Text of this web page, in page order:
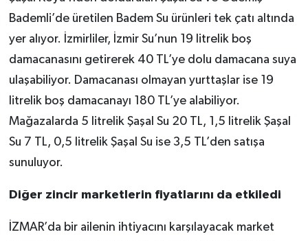
Bademli’de üretilen Badem Su ürünleri tek çatı altında
yer alıyor. İzmirliler, İzmir Su’nun 19 litrelik boş
damacanasını getirerek 40 TL’ye dolu damacana suya
ulaşabiliyor. Damacanası olmayan yurttaşlar ise 19
litrelik boş damacanayı 180 TL’ye alabiliyor.
Mağazalarda 5 litrelik Şaşal Su 20 TL, 1,5 litrelik Şaşal
Su 7 TL, 0,5 litrelik Şaşal Su ise 3,5 TL’den satışa
sunuluyor.
Diğer zincir marketlerin fiyatlarını da etkiledi
İZMAR’da bir ailenin ihtiyacını karşılayacak market